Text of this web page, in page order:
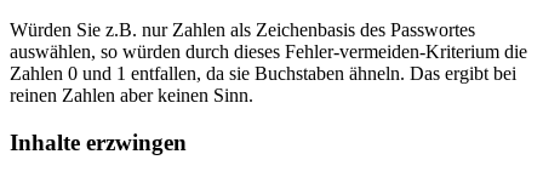
Würden Sie z.B. nur Zahlen als Zeichenbasis des Passwortes
auswählen, so würden durch dieses Fehler-vermeiden-Kriterium die
Zahlen 0 und 1 entfallen, da sie Buchstaben ähneln. Das ergibt bei
reinen Zahlen aber keinen Sinn.
Inhalte erzwingen